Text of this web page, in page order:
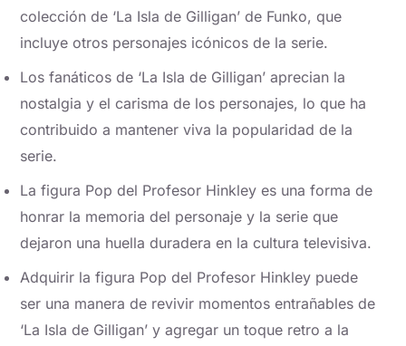
colección de ‘La Isla de Gilligan’ de Funko, que
incluye otros personajes icónicos de la serie.
Los fanáticos de ‘La Isla de Gilligan’ aprecian la
nostalgia y el carisma de los personajes, lo que ha
contribuido a mantener viva la popularidad de la
serie.
La figura Pop del Profesor Hinkley es una forma de
honrar la memoria del personaje y la serie que
dejaron una huella duradera en la cultura televisiva.
Adquirir la figura Pop del Profesor Hinkley puede
ser una manera de revivir momentos entrañables de
‘La Isla de Gilligan’ y agregar un toque retro a la